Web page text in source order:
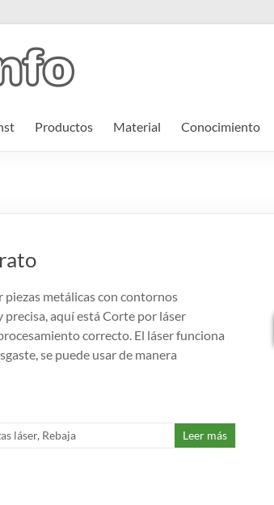
Productos Material Conocimiento
metálicas con contornos
aquí está Corte por láser
correcto. El láser funciona
se puede usar de manera
láser, Rebaja Leer más